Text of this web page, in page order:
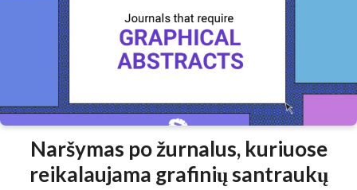
Naršymas po žurnalus, kuriuose
reikalaujama grafinių santraukų